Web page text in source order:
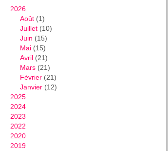
2026
Août (1)
Juillet (10)
Juin (15)
Mai (15)
Avril (21)
Mars (21)
Février (21)
Janvier (12)
2025
2024
2023
2022
2020
2019